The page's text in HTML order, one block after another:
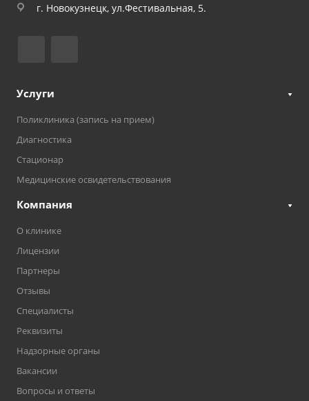
г. Новокузнецк, ул.Фестивальная, 5.
Услуги
Поликлиника (запись на прием)
Диагностика
Стационар
Медицинские освидетельствования
Компания
О клинике
Лицензии
Партнеры
Отзывы
Специалисты
Реквизиты
Надзорные органы
Вакансии
Вопросы и ответы